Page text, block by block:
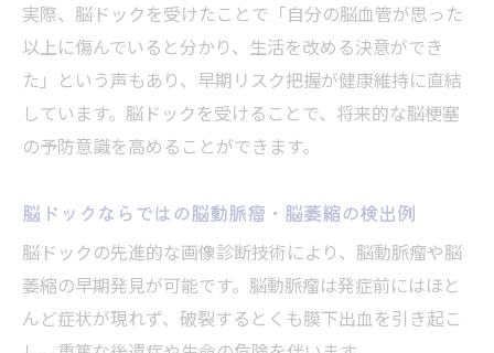
脳ドックのメリットとデメリット徹底解説
脳ドックのメリットとデメリットを比較検
証
脳ドックの利点と懸念点を事例でわかりや
脳ドック受診で得られる安心感とリスクの
両面
脳ドックのデメリットや意味ないと言われ
る理由
実際、脳ドックを受けたことで「自分の脳血管が思った
以上に傷んでいると分かり、生活を改める決意ができ
た」という声もあり、早期リスク把握が健康維持に直結
しています。脳ドックを受けることで、将来的な脳梗塞
の予防意識を高めることができます。
脳ドックならではの脳動脈瘤・脳萎縮の検出例
脳ドックの先進的な画像診断技術により、脳動脈瘤や脳
萎縮の早期発見が可能です。脳動脈瘤は発症前にはほと
んど症状が現れず、破裂するとくも膜下出血を引き起こ